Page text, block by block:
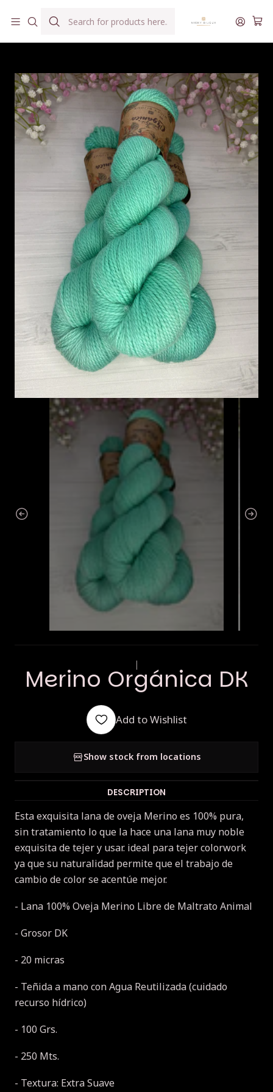
|
Merino Orgánica DK
Add to Wishlist
Show stock from locations
DESCRIPTION
Esta exquisita lana de oveja Merino es 100% pura,
sin tratamiento lo que la hace una lana muy noble
exquisita de tejer y usar. ideal para tejer colorwork
ya que su naturalidad permite que el trabajo de
cambio de color se acentúe mejor.
- Lana 100% Oveja Merino Libre de Maltrato Animal
- Grosor DK
- 20 micras
- Teñida a mano con Agua Reutilizada (cuidado
recurso hídrico)
- 100 Grs.
- 250 Mts.
- Textura: Extra Suave